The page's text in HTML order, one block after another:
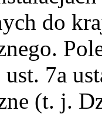
do
7a
(t. j.